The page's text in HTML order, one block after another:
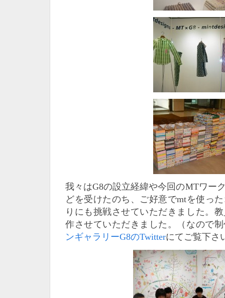
我々はG8の設立経緯や今回のMTワー
どを受けたのち、ご好意でmtを使っ
りにも挑戦させていただきました。
作させていただきました。（なので
ンギャラリーG8のTwitterにてご覧下さ